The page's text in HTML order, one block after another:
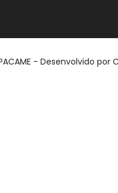
- Desenvolvido por